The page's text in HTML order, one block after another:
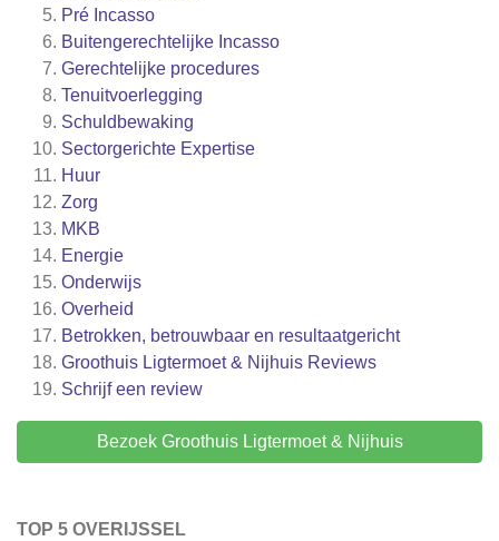
Pré Incasso
Buitengerechtelijke Incasso
Gerechtelijke procedures
Tenuitvoerlegging
Schuldbewaking
Sectorgerichte Expertise
Huur
Zorg
MKB
Energie
Onderwijs
Overheid
Betrokken, betrouwbaar en resultaatgericht
Groothuis Ligtermoet & Nijhuis Reviews
Schrijf een review
Bezoek Groothuis Ligtermoet & Nijhuis
TOP 5 OVERIJSSEL